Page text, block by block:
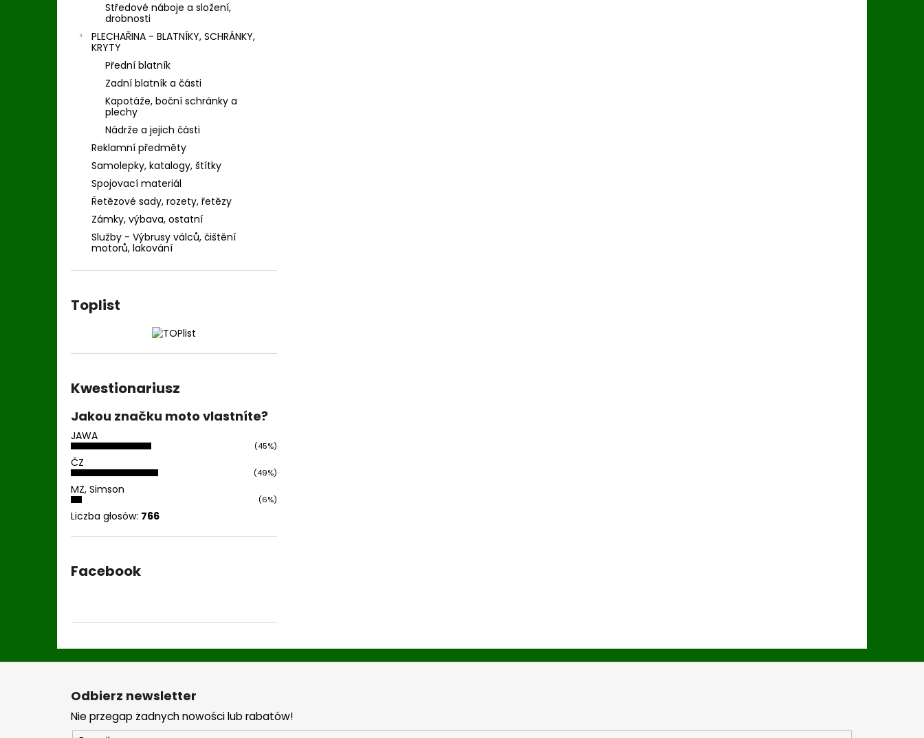
Středové náboje a složení,
drobnosti
PLECHAŘINA - BLATNÍKY, SCHRÁNKY,
KRYTY
Přední blatník
Zadní blatník a části
Kapotáže, boční schránky a
plechy
Nádrže a jejich části
Reklamní předměty
Samolepky, katalogy, štítky
Spojovací materiál
Řetězové sady, rozety, řetězy
Zámky, výbava, ostatní
Služby - Výbrusy válců, čištění
motorů, lakování
Toplist
Kwestionariusz
Jakou značku moto vlastníte?
JAWA
(45%)
ČZ
(49%)
MZ, Simson
(6%)
Liczba głosów: 766
Facebook
S
Odbierz newsletter
Nie przegap żadnych nowości lub rabatów!